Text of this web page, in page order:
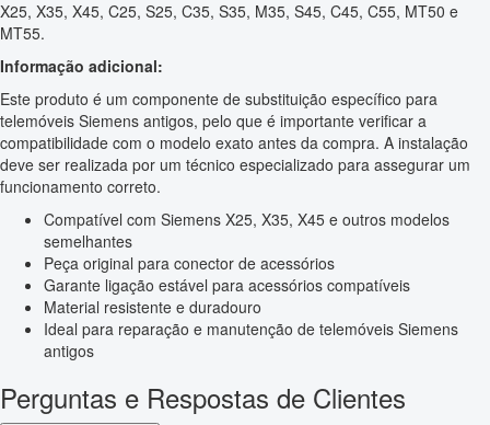
X25, X35, X45, C25, S25, C35, S35, M35, S45, C45, C55, MT50 e
MT55.
Informação adicional:
Este produto é um componente de substituição específico para
telemóveis Siemens antigos, pelo que é importante verificar a
compatibilidade com o modelo exato antes da compra. A instalação
deve ser realizada por um técnico especializado para assegurar um
funcionamento correto.
Compatível com Siemens X25, X35, X45 e outros modelos
semelhantes
Peça original para conector de acessórios
Garante ligação estável para acessórios compatíveis
Material resistente e duradouro
Ideal para reparação e manutenção de telemóveis Siemens
antigos
Perguntas e Respostas de Clientes